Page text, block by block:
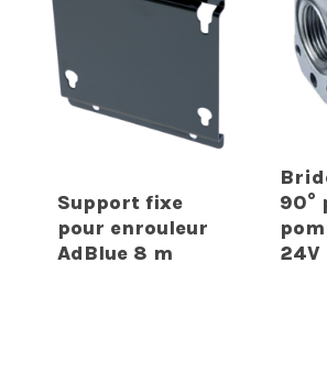
Support fixe
pour enrouleur
AdBlue 8 m
90°
24V